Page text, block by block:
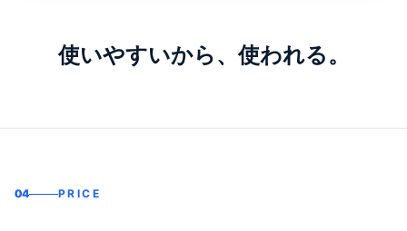
使いやすいから、使われる。
04 PRICE